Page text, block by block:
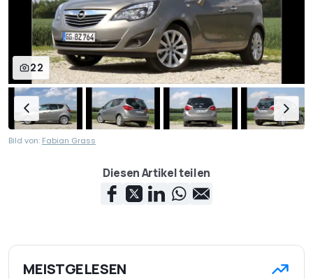
22
Bild von: Fabian Grass
Diesen Artikel teilen
MEISTGELESEN